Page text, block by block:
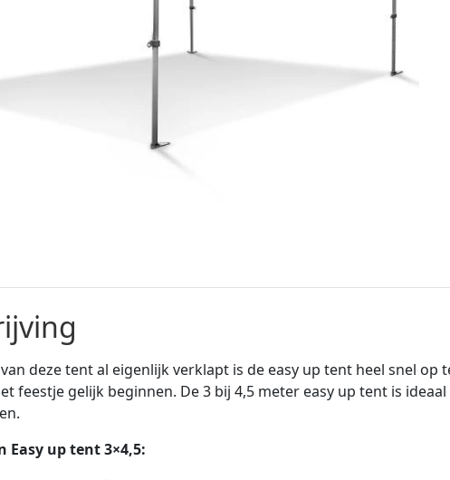
deze tent al eigenlijk verklapt is de easy up tent heel snel
feestje gelijk beginnen. De 3 bij 4,5 meter easy up tent is
Easy up tent 3×4,5: